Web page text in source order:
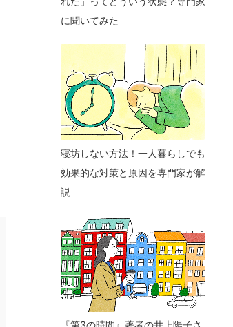
に聞いてみた
寝坊しない方法！一人暮らしでも
効果的な対策と原因を専門家が解
説
『第3の時間』著者の井上陽子さ